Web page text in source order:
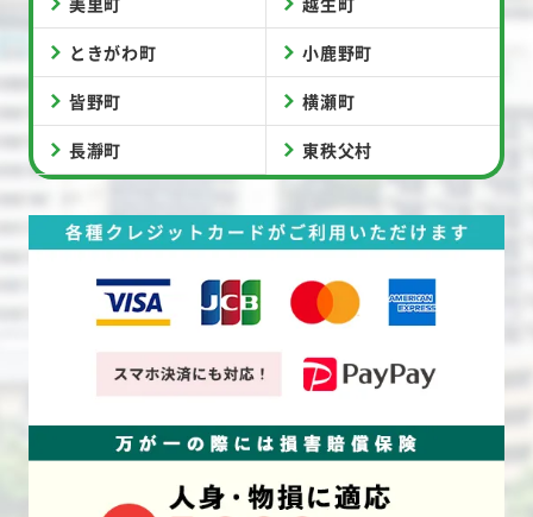
ときがわ町 小鹿野町
皆野町 横瀬町
長瀞町 東秩父村